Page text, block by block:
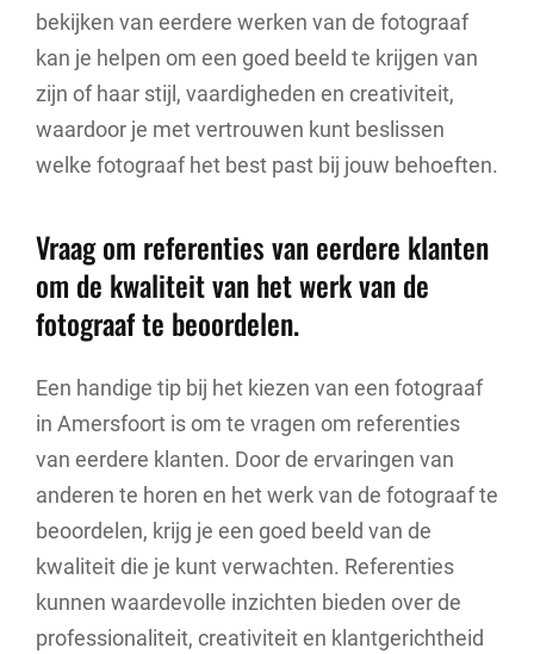
bekijken van eerdere werken van de fotograaf
kan je helpen om een goed beeld te krijgen van
zijn of haar stijl, vaardigheden en creativiteit,
waardoor je met vertrouwen kunt beslissen
welke fotograaf het best past bij jouw behoeften.
Vraag om referenties van eerdere klanten
om de kwaliteit van het werk van de
fotograaf te beoordelen.
Een handige tip bij het kiezen van een fotograaf
in Amersfoort is om te vragen om referenties
van eerdere klanten. Door de ervaringen van
anderen te horen en het werk van de fotograaf te
beoordelen, krijg je een goed beeld van de
kwaliteit die je kunt verwachten. Referenties
kunnen waardevolle inzichten bieden over de
professionaliteit, creativiteit en klantgerichtheid